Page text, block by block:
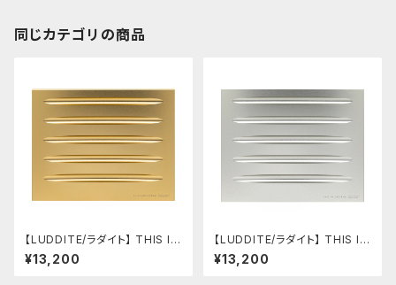
同じカテゴリの商品
【LUDDITE/ラダイト】 THIS IN
DUSTRIAL Attractive Pen T
ray2（5本用/GD）
¥13,200
【LUDDITE/ラダイト】 THIS IN
DUSTRIAL Attractive Pen T
ray2（5本用/SV）
¥13,200